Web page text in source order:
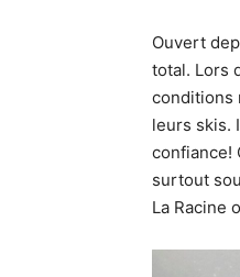
Ouvert
total. Lors
conditions
leurs skis.
confiance!
surtout
La Racine